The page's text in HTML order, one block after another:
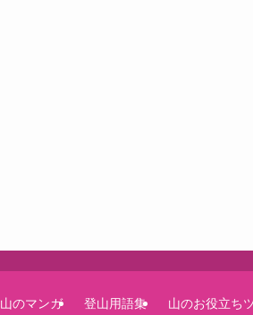
山のマンガ 登山用語集 山のお役立ち